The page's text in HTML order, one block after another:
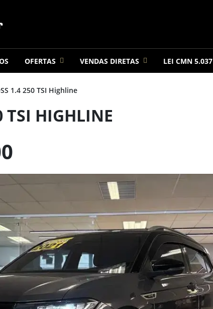
OFERTAS VENDAS DIRETAS LEI CMN 5.037
1.4 250 TSI Highline
TSI HIGHLINE